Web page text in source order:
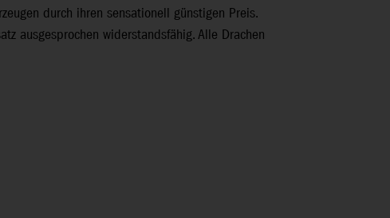
durch ihren sensationell günstigen Preis.
ausgesprochen widerstandsfähig. Alle Drachen